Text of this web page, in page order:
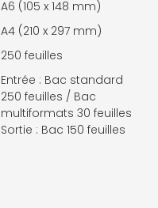
A6 (105 x 148 mm)
A4 (210 x 297 mm)
250 feuilles
Entrée : Bac standard
250 feuilles / Bac
multiformats 30 feuilles
Sortie : Bac 150 feuilles